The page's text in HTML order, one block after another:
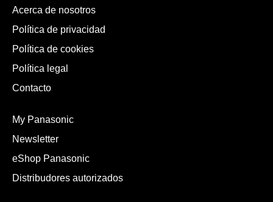
Acerca de nosotros
Política de privacidad
Política de cookies
Política legal
Contacto
My Panasonic
Newsletter
eShop Panasonic
Distribudores autorizados